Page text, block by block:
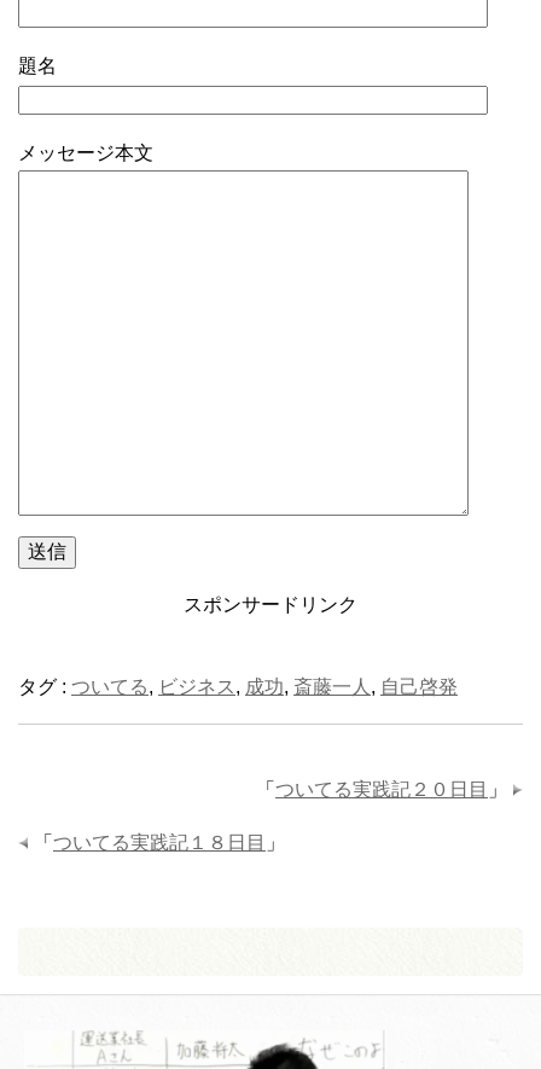
題名
メッセージ本文
スポンサードリンク
タグ : ついてる, ビジネス , 成功, 斎藤一人 , 自己啓発
「 ついてる実践記２０日目 」
「 ついてる実践記１８日目 」